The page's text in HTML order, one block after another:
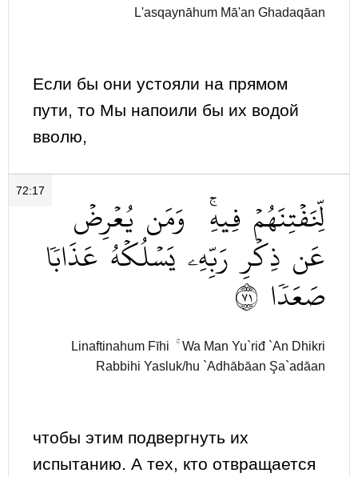
L'asqaynāhum Mā'an Ghadaqāan
Если бы они устояли на прямом
пути, то Мы напоили бы их водой
вволю,
72:17 لِّنَفۡتِنَهُمۡ فِيهِۚ وَمَن يُعۡرِضۡ
عَن ذِكۡرِ رَبِّهِۦ يَسۡلُكۡهُ عَذَابٗا
صَعَدٗا ١٧
Linaftinahum Fīhi ۚ Wa Man Yu`riđ `An Dhikri
Rabbihi Yasluk/hu `Adhābāan Şa`adāan
чтобы этим подвергнуть их
испытанию. А тех, кто отвращается